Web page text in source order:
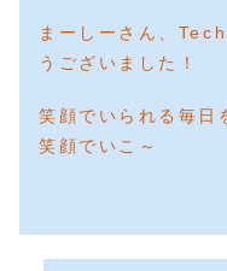
まーしーさん、
うございました！
笑顔でいられる毎日
笑顔でいこ～